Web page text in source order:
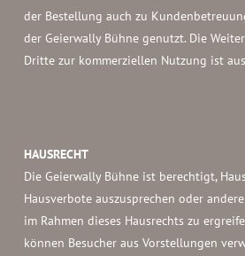
der Bestellung auch zu
der Geierwally Bühne genutzt. Die
Dritte zur kommerziellen Nutzung ist
HAUSRECHT
Die Geierwally Bühne ist berechtigt,
Hausverbote auszusprechen oder
im Rahmen dieses Hausrechts zu
können Besucher aus Vorstellungen